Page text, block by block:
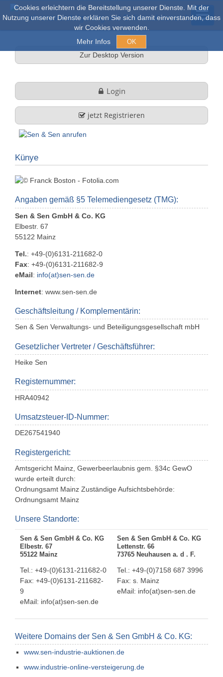
Cookies erleichtern die Bereitstellung unserer Dienste. Mit der
Nutzung unserer Dienste erklären Sie sich damit einverstanden, dass
wir Cookies verwenden.
Mehr Infos
OK
Online açık artırma
Görev ve Hizmet
İlişki
Künye (DE)
Gizlilik Politikası (DE)
Yasal bilgi (DE)
koşullar (DE)
Almanca
English
Zur Desktop Version
Login
jetzt Registrieren
Künye
Angaben gemäß §5 Telemediengesetz (TMG):
Sen & Sen GmbH & Co. KG
Elbestr. 67
55122 Mainz
Tel.: +49-(0)6131-211682-0
Fax: +49-(0)6131-211682-9
eMail: info(at)sen-sen.de
Internet: www.sen-sen.de
Geschäftsleitung / Komplementärin:
Sen & Sen Verwaltungs- und Beteiligungsgesellschaft mbH
Gesetzlicher Vertreter / Geschäftsführer:
Heike Sen
Registernummer:
HRA40942
Umsatzsteuer-ID-Nummer:
DE267541940
Registergericht:
Amtsgericht Mainz, Gewerbeerlaubnis gem. §34c GewO
wurde erteilt durch:
Ordnungsamt Mainz Zuständige Aufsichtsbehörde:
Ordnungsamt Mainz
Unsere Standorte:
Sen & Sen GmbH & Co. KG
Elbestr. 67
55122 Mainz
Tel.: +49-(0)6131-211682-0
Fax: +49-(0)6131-211682-
9
eMail: info(at)sen-sen.de
Sen & Sen GmbH & Co. KG
Lettenstr. 66
73765 Neuhausen a. d . F.
Tel.: +49-(0)7158 687 3996
Fax: s. Mainz
eMail: info(at)sen-sen.de
Weitere Domains der Sen & Sen GmbH & Co. KG:
www.sen-industrie-auktionen.de
www.industrie-online-versteigerung.de